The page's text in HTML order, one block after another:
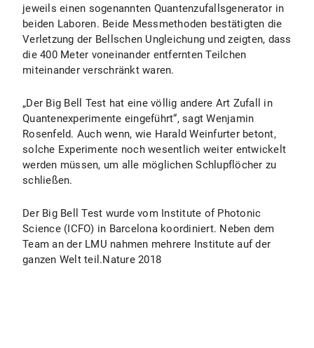
jeweils einen sogenannten Quantenzufallsgenerator in
beiden Laboren. Beide Messmethoden bestätigten die
Verletzung der Bellschen Ungleichung und zeigten, dass
die 400 Meter voneinander entfernten Teilchen
miteinander verschränkt waren.
„Der Big Bell Test hat eine völlig andere Art Zufall in
Quantenexperimente eingeführt“, sagt Wenjamin
Rosenfeld. Auch wenn, wie Harald Weinfurter betont,
solche Experimente noch wesentlich weiter entwickelt
werden müssen, um alle möglichen Schlupflöcher zu
schließen.
Der Big Bell Test wurde vom Institute of Photonic
Science (ICFO) in Barcelona koordiniert. Neben dem
Team an der LMU nahmen mehrere Institute auf der
ganzen Welt teil.Nature 2018